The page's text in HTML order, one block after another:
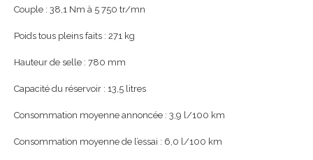
Couple : 38,1 Nm à 5 750 tr/mn
Poids tous pleins faits : 271 kg
Hauteur de selle : 780 mm
Capacité du réservoir : 13,5 litres
Consommation moyenne annoncée : 3,9 l/100 km
Consommation moyenne de l’essai : 6,0 l/100 km